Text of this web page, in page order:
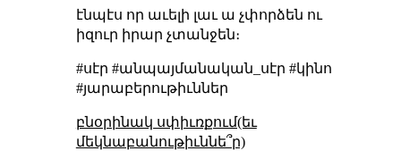
էնպէս որ աւելի լաւ ա չփորձեն ու
իզուր իրար չտանջեն։
#սէր #անպայմանական_սէր #կինո
#յարաբերութիւններ
բնօրինակ սփիւռքում(եւ
մեկնաբանութիւննե՞ր)